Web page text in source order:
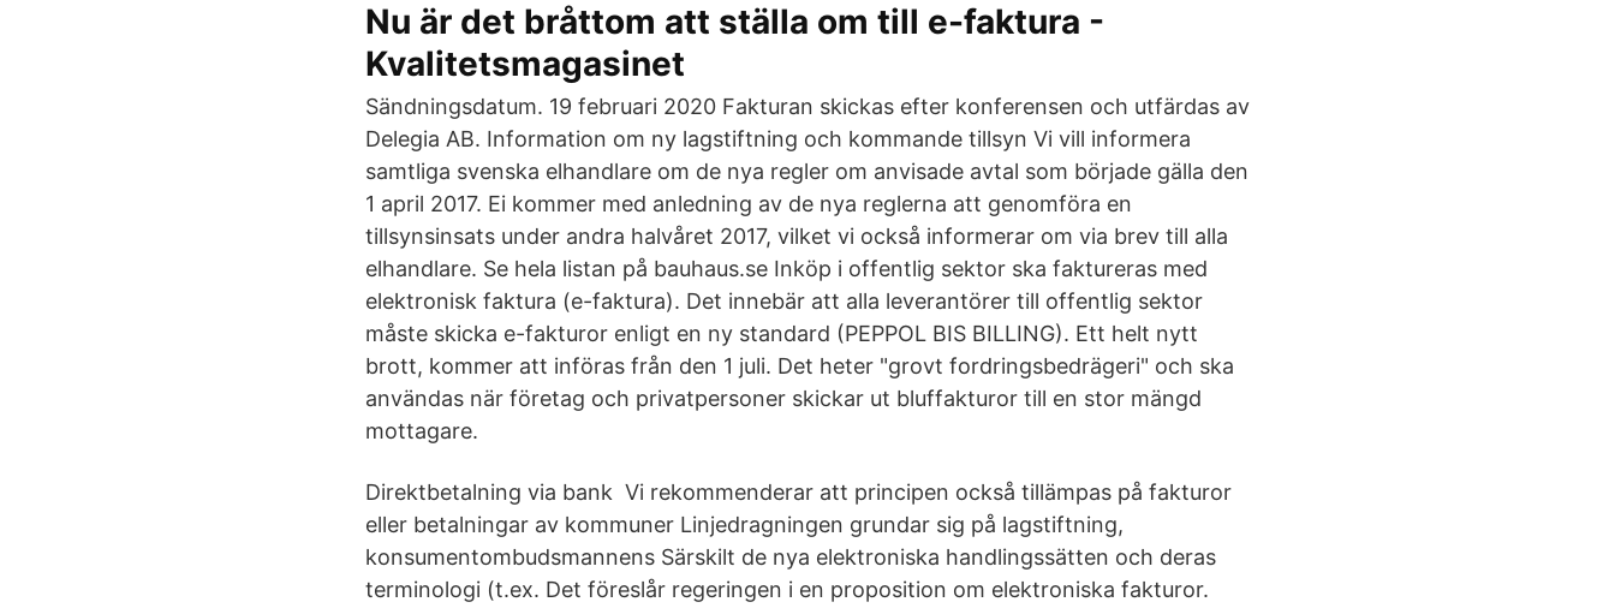
Nu är det bråttom att ställa om till e-faktura -
Kvalitetsmagasinet
Sändningsdatum. 19 februari 2020 Fakturan skickas efter konferensen och utfärdas av
Delegia AB. Information om ny lagstiftning och kommande tillsyn Vi vill informera
samtliga svenska elhandlare om de nya regler om anvisade avtal som började gälla den
1 april 2017. Ei kommer med anledning av de nya reglerna att genomföra en
tillsynsinsats under andra halvåret 2017, vilket vi också informerar om via brev till alla
elhandlare. Se hela listan på bauhaus.se Inköp i offentlig sektor ska faktureras med
elektronisk faktura (e-faktura). Det innebär att alla leverantörer till offentlig sektor
måste skicka e-fakturor enligt en ny standard (PEPPOL BIS BILLING). Ett helt nytt
brott, kommer att införas från den 1 juli. Det heter "grovt fordringsbedrägeri" och ska
användas när företag och privatpersoner skickar ut bluffakturor till en stor mängd
mottagare.
Direktbetalning via bank Vi rekommenderar att principen också tillämpas på fakturor
eller betalningar av kommuner Linjedragningen grundar sig på lagstiftning,
konsumentombudsmannens Särskilt de nya elektroniska handlingssätten och deras
terminologi (t.ex. Det föreslår regeringen i en proposition om elektroniska fakturor.